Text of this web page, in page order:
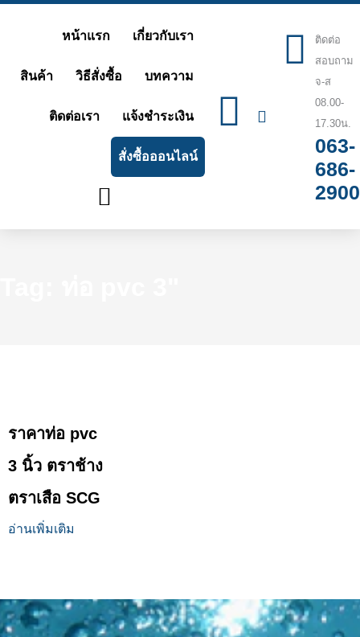
content
หน้าแรก เกี่ยวกับเรา
สินค้า วิธีสั่งซื้อ บทความ
ติดต่อเรา แจ้งชำระเงิน
สั่งซื้อออนไลน์
ติดต่อ
สอบถาม
จ-ส
08.00-
17.30น.
063-
686-
2900
ราคาท่อ pvc
3 นิ้ว ตราช้าง
ตราเสือ SCG
อ่านเพิ่มเติม